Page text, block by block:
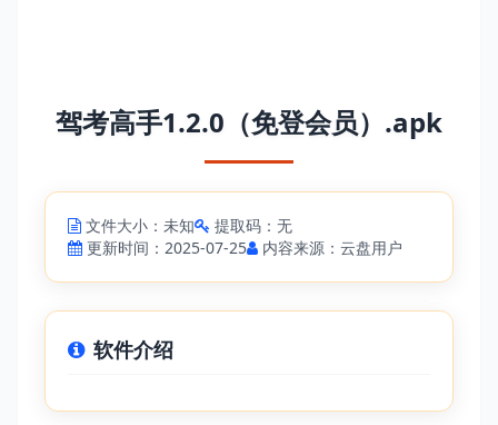
驾考高手1.2.0（免登会员）.apk
文件大小：未知
提取码：无
更新时间：2025-07-25
内容来源：云盘用户
软件介绍